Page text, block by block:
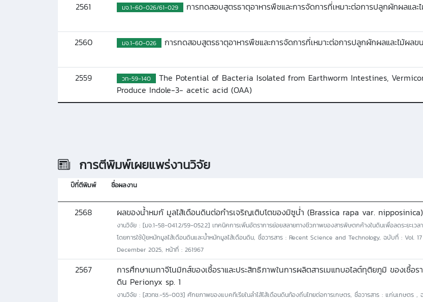
2561 มจ.1-60-026/61-029 การทดสอบสูตรธาตุอาหารพืชและการจัดการที่เหมาะต่อการปลูกผักผลและ
2560 มจ.1-60-026 การทดสอบสูตรธาตุอาหารพืชและการจัดการที่เหมาะต่อการปลูกผักผลและไม้ผลข
2559 วท-59-140
The Potential of Bacteria Isolated from Earthworm Intestines,
Produce Indole-3- acetic acid (OAA)
การตีพิมพ์เผยแพร่งานวิจัย
ปีที่ตีพิมพ์ ชื่อผลงาน
2568 ผลของน้ำหมกั มูลไส้เดือนดินต่อกำรเจริญเติบโตของมิซูน่ำ (Brassica rapa var. nipposinica)
งานวิจัย : [มจ.1-58-041.2/59-052.2] เทคนิคการเพิ่มอัตราการย่อยสลายทางชีวภาพของสารพิษตกค้างในดินเพื่อลดระยะเว
โดยการใช้ปุ๋ยหมักมูลไส้เดือนดินและน้ำหมักมูลไส้เดือนดิน, ชื่อวารสาร : Recent Science and Technology, ฉบับที่ : Vol.
December 2025, หน้าที่ : 261967
2567
การศึกษาเมทาจีโนมิกส์ของเชื้อราและประสิทธิภาพในการผลิตสารเมแทบอไลต์ทุติยภูมิ ของเชื้อร
ดิน Perionyx sp. 1
งานวิจัย : [สวทช.-55-003] ศักยภาพของแบคทีเรียในลำไส้ไส้เดือนดินท้องถิ่นไทยต่อการเกษตร, ชื่อวารสาร : แก่นเกษต